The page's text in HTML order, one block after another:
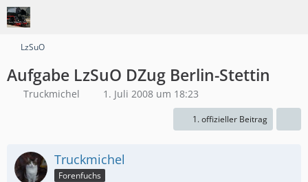
LzSuO
Aufgabe LzSuO DZug Berlin-Stettin
Truckmichel 1. Juli 2008 um 18:23
1. offizieller Beitrag
Truckmichel
Forenfuchs